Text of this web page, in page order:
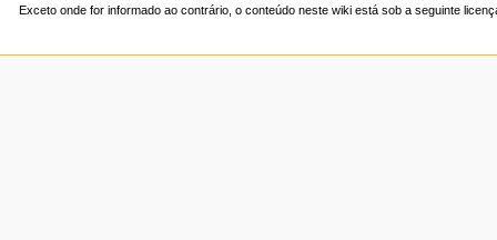
Exceto onde for informado ao contrário, o conteúdo neste wiki está sob a seguinte